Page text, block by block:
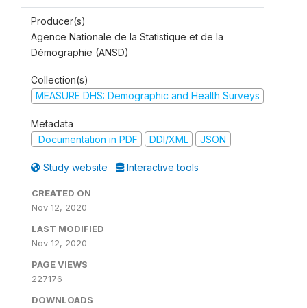
Producer(s)
Agence Nationale de la Statistique et de la
Démographie (ANSD)
Collection(s)
MEASURE DHS: Demographic and Health Surveys
Metadata
Documentation in PDF
DDI/XML JSON
Study website Interactive tools
CREATED ON
Nov 12, 2020
LAST MODIFIED
Nov 12, 2020
PAGE VIEWS
227176
DOWNLOADS